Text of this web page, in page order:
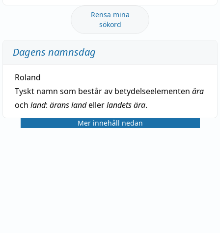
Rensa mina
sökord
Dagens namnsdag
Roland
Tyskt namn som består av betydelseelementen ära
och land: ärans landellerlandets ära.
Mer innehåll nedan